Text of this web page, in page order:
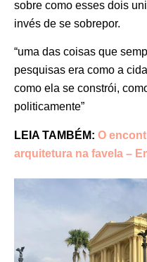
sobre como esses dois
invés de se sobrepor.
“uma das coisas que
pesquisas era como a
como ela se constrói,
politicamente”
LEIA TAMBÉM: O
arquitetura na favela –